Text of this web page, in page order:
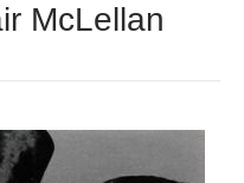
McLellan